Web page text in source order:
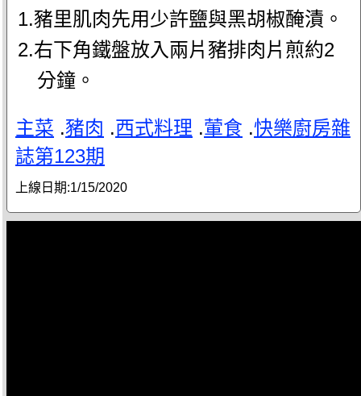
1.豬里肌肉先用少許鹽與黑胡椒醃漬。
2.右下角鐵盤放入兩片豬排肉片煎約2
分鐘。
主菜 .豬肉 .西式料理 .葷食 .快樂廚房雜
誌第123期
上線日期:1/15/2020